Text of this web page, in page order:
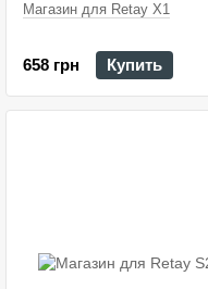
Магазин для Retay X1
658 грн Купить